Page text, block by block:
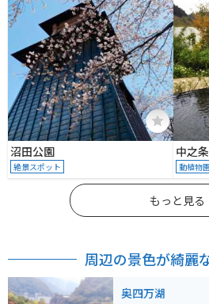
沼田公園
絶景スポット
中之
動植物
もっと見る
周辺の景色が綺麗
奥四万湖